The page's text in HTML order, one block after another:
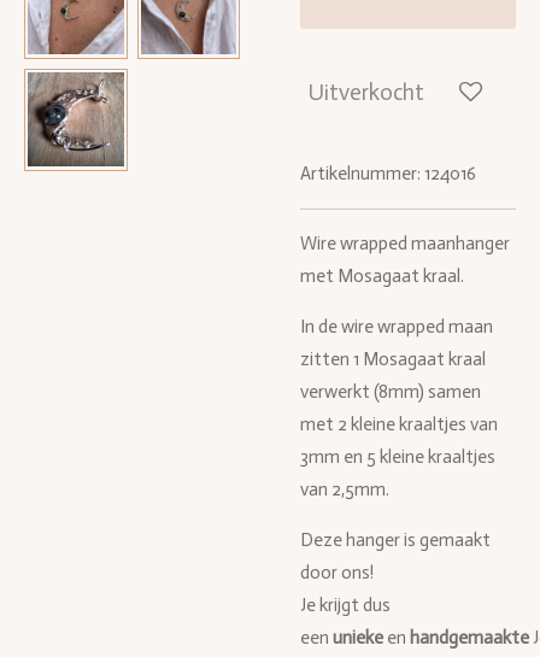
Uitverkocht
Artikelnummer: 124016
Wire wrapped maanhanger
met Mosagaat kraal.
In de wire wrapped maan
zitten 1 Mosagaat kraal
verwerkt (8mm) samen
met 2 kleine kraaltjes van
3mm en 5 kleine kraaltjes
van 2,5mm.
Deze hanger is gemaakt
door ons!
Je krijgt dus
een unieke en handgemaakte